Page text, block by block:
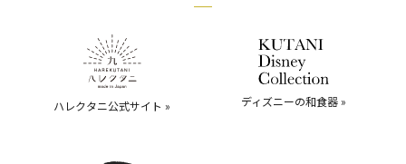
ハレクタニ公式サイト » ディズニーの和食器 »